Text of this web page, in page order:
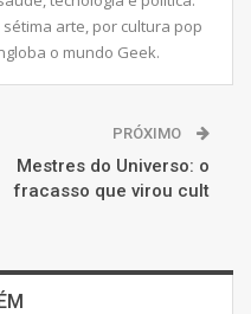
arte, por cultura pop
o mundo Geek.
PRÓXIMO
Mestres do Universo: o
fracasso que virou cult